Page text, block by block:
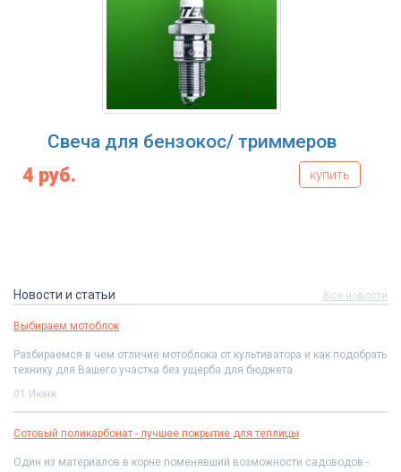
Свеча для бензокос/ триммеров
4 руб. купить
Новости и статьи Все новости
Выбираем мотоблок
Разбираемся в чем отличие мотоблока от культиватора и как подобрать
технику для Вашего участка без ущерба для бюджета
01 Июня
Сотовый поликарбонат - лучшее покрытие для теплицы
Один из материалов в корне поменявший возможности садоводов -